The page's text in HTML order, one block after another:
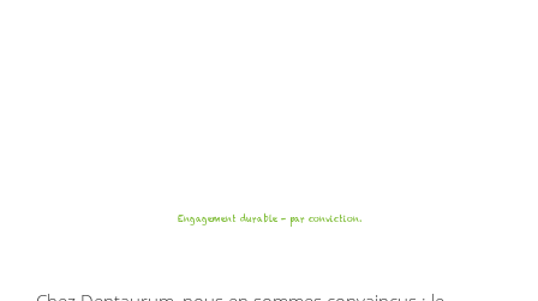
Engagement durable - par conviction.